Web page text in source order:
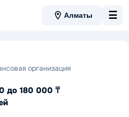
Алматы ☰
организация
до 180 000 ₸